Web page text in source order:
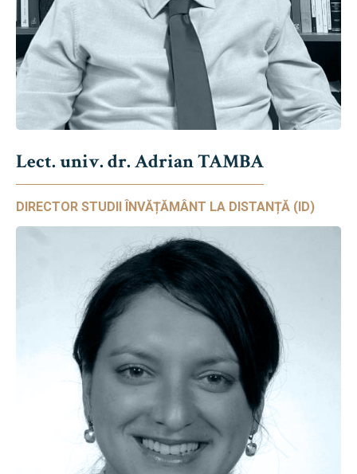
Lect. univ. dr. Adrian TAMBA
DIRECTOR STUDII ÎNVĂȚĂMÂNT LA DISTANȚĂ (ID)